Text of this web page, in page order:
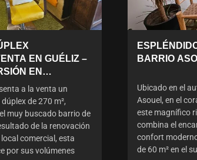
EN GUÉLIZ –
EN
a la venta un
de 270 m²,
muy buscado barrio de
de la renovación
comercial, esta
por sus volúmenes
BARRIO
Ubicado en el
Asouel, en el
este magnífico
combina el
confort
de 60 m² en el